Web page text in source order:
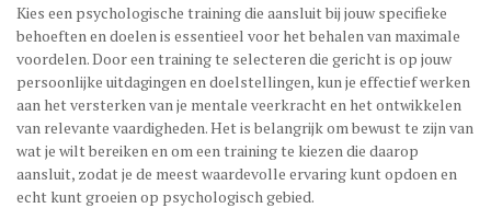
Kies een psychologische training die aansluit bij jouw specifieke
behoeften en doelen is essentieel voor het behalen van maximale
voordelen. Door een training te selecteren die gericht is op jouw
persoonlijke uitdagingen en doelstellingen, kun je effectief werken
aan het versterken van je mentale veerkracht en het ontwikkelen
van relevante vaardigheden. Het is belangrijk om bewust te zijn van
wat je wilt bereiken en om een training te kiezen die daarop
aansluit, zodat je de meest waardevolle ervaring kunt opdoen en
echt kunt groeien op psychologisch gebied.